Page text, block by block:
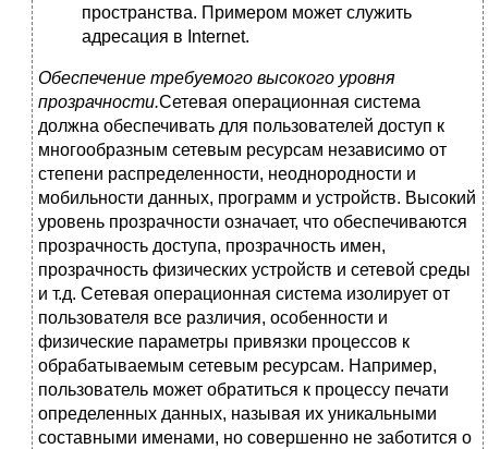
пространства. Примером может служить
адресация в Internet.
Обеспечение требуемого высокого уровня
прозрачности.Сетевая операционная система
должна обеспечивать для пользователей доступ к
многообразным сетевым ресурсам независимо от
степени распределенности, неоднородности и
мобильности данных, программ и устройств. Высокий
уровень прозрачности означает, что обеспечиваются
прозрачность доступа, прозрачность имен,
прозрачность физических устройств и сетевой среды
и т.д. Сетевая операционная система изолирует от
пользователя все различия, особенности и
физические параметры привязки процессов к
обрабатываемым сетевым ресурсам. Например,
пользователь может обратиться к процессу печати
определенных данных, называя их уникальными
составными именами, но совершенно не заботится о